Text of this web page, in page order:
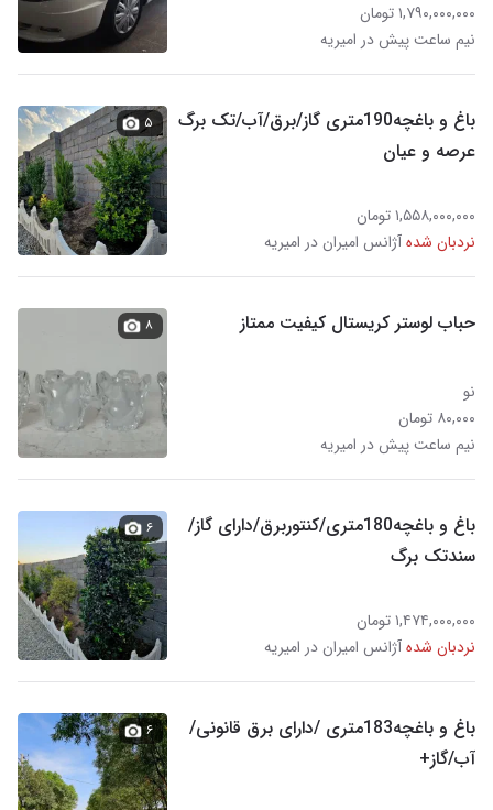
۱,۷۹۰,۰۰۰,۰۰۰ تومان
نیم ساعت پیش در امیریه
باغ و باغچه190متری گاز/برق/آب/تک برگ
عرصه و عیان
۱,۵۵۸,۰۰۰,۰۰۰ تومان
نردبان شدهآژانس امیران در امیریه
۵
حباب لوستر کریستال کیفیت ممتاز
نو
۸۰,۰۰۰ تومان
نیم ساعت پیش در امیریه
۸
باغ و باغچه180متری/کنتوربرق/دارای گاز/
سندتک برگ
۱,۴۷۴,۰۰۰,۰۰۰ تومان
نردبان شدهآژانس امیران در امیریه
۶
باغ و باغچه183متری /دارای برق قانونی/
آب/گاز+
۶